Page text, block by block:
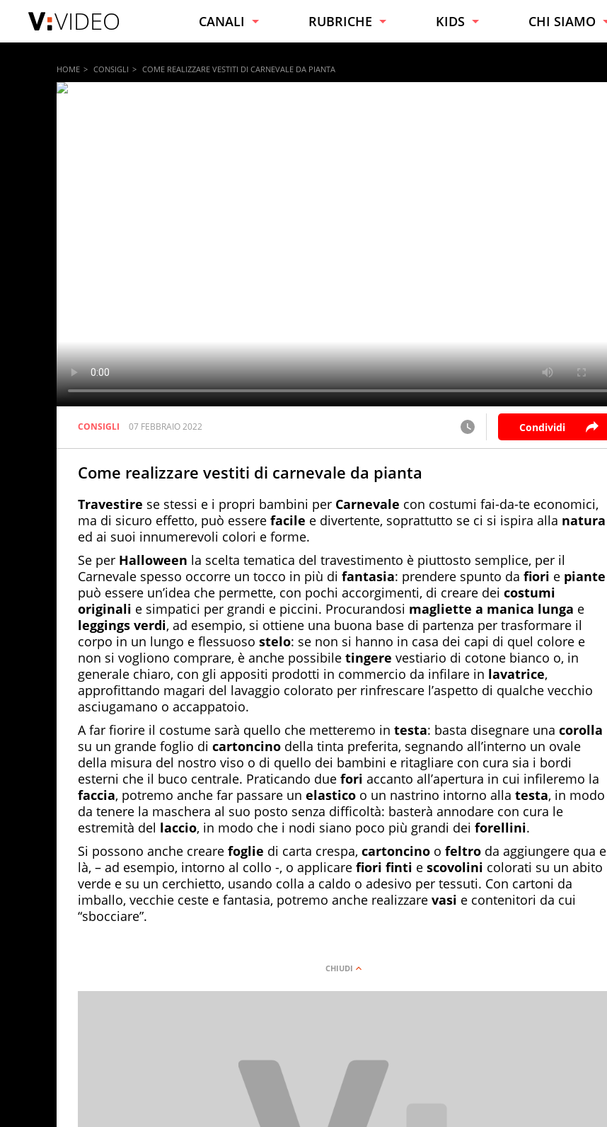
VIDEO CANALI
NOTIZIE
RUBRICHE
CURIOSITÀ
KIDS CHI SIAMO
HOME CONSIGLI COME REALIZZARE VESTITI DI CARNEVALE DA PIANTA
CONSIGLI 07 FEBBRAIO 2022 Condividi
Come realizzare vestiti di carnevale da pianta
Travestire se stessi e i propri bambini per Carnevale con costumi fai-da-te economici,
ma di sicuro effetto, può essere facile e divertente, soprattutto se ci si ispira alla natura
ed ai suoi innumerevoli colori e forme.
Se per Halloween la scelta tematica del travestimento è piuttosto semplice, per il
Carnevale spesso occorre un tocco in più di fantasia: prendere spunto da fiori e piante
può essere un’idea che permette, con pochi accorgimenti, di creare dei costumi
originali e simpatici per grandi e piccini. Procurandosi magliette a manica lunga e
leggings verdi, ad esempio, si ottiene una buona base di partenza per trasformare il
corpo in un lungo e flessuoso stelo: se non si hanno in casa dei capi di quel colore e
non si vogliono comprare, è anche possibile tingere vestiario di cotone bianco o, in
generale chiaro, con gli appositi prodotti in commercio da infilare in lavatrice,
approfittando magari del lavaggio colorato per rinfrescare l’aspetto di qualche vecchio
asciugamano o accappatoio.
A far fiorire il costume sarà quello che metteremo in testa: basta disegnare una corolla
su un grande foglio di cartoncino della tinta preferita, segnando all’interno un ovale
della misura del nostro viso o di quello dei bambini e ritagliare con cura sia i bordi
esterni che il buco centrale. Praticando due fori accanto all’apertura in cui infileremo la
faccia, potremo anche far passare un elastico o un nastrino intorno alla testa, in modo
da tenere la maschera al suo posto senza difficoltà: basterà annodare con cura le
estremità del laccio, in modo che i nodi siano poco più grandi dei forellini.
Si possono anche creare foglie di carta crespa, cartoncino o feltro da aggiungere qua e
là, – ad esempio, intorno al collo -, o applicare fiori finti e scovolini colorati su un abito
verde e su un cerchietto, usando colla a caldo o adesivo per tessuti. Con cartoni da
imballo, vecchie ceste e fantasia, potremo anche realizzare vasi e contenitori da cui
“sbocciare”.